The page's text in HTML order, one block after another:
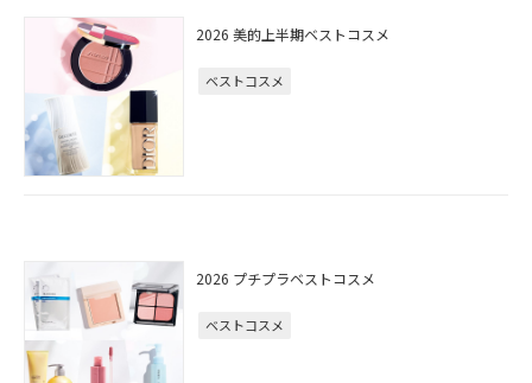
2026 美的上半期ベストコスメ
ベストコスメ
2026 プチプラベストコスメ
ベストコスメ